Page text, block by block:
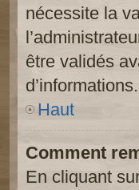
nécessite la
être validés
d’informations.
Haut
Comment
En cliquant